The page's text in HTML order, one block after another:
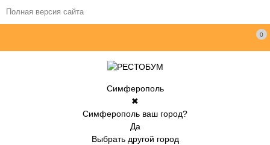
Полная версия сайта
0
Симферополь
✖
Симферополь ваш город?
Да
Выбрать другой город